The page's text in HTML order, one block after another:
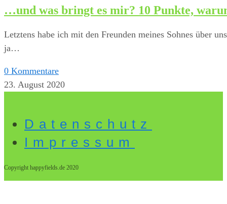
…und was bringt es mir? 10 Punkte,
Letztens habe ich mit den Freunden meines Sohnes über
ja…
0 Kommentare
23. August 2020
Datenschutz
Impressum
Copyright happyfields.de 2020